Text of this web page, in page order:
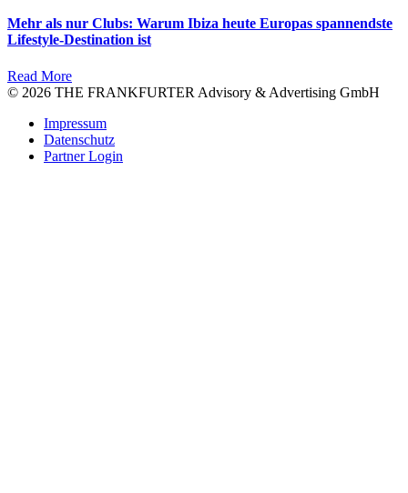
Mehr als nur Clubs: Warum Ibiza heute Europas spannendste
Lifestyle-Destination ist
Read More
© 2026 THE FRANKFURTER Advisory & Advertising GmbH
Impressum
Datenschutz
Partner Login